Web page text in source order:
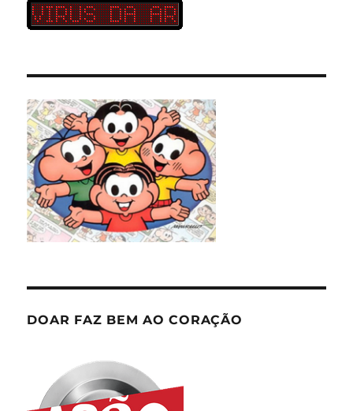
DOAR FAZ BEM AO CORAÇÃO